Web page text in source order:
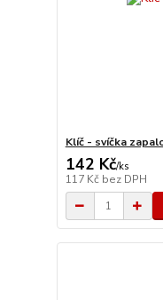
Klíč - svíčka
142 Kč/ks
117 Kč bez DPH